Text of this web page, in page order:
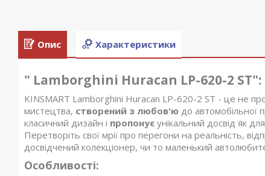
Опис Характеристики
" Lamborghini Huracan LP-620-2
KINSMART Lamborghini Huracan LP-620-2 ST - це не
мистецтва, створений з любов'ю до автомобільної
класичний дизайн і пропонує унікальний досвід як
Перетворіть свої мрії про перегони на реальність,
досвідчений колекціонер, чи то маленький
Особливості: